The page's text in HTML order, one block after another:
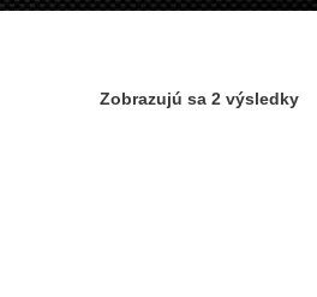
Zobrazujú sa 2 výsledky